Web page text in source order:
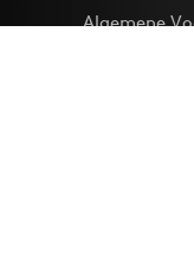
Algemene